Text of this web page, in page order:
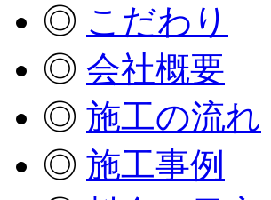
◎ こだわり
◎ 会社概要
◎ 施工の流れ
◎ 施工事例